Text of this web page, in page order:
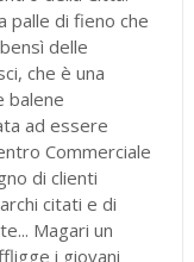
palle di fieno che
delle
che è una
balene
ad essere
Commerciale
di clienti
citati e di
Magari un
i giovani